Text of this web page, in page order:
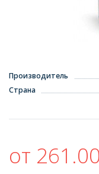
Производитель
Страна
от